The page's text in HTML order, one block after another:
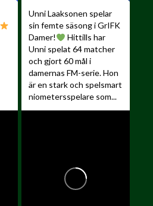
Unni Laaksonen spelar
sin femte säsong i GrIFK
Damer!
Hittills har
Unni spelat 64 matcher
och gjort 60 mål i
damernas FM-serie. Hon
är en stark och spelsmart
niometersspelare som...